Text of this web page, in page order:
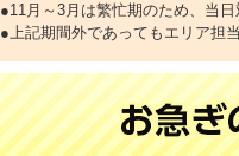
●11月～3月は繁忙期のため、当
●上記期間外であってもエリア担